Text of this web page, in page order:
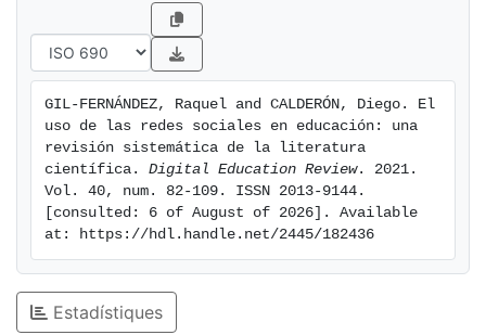
movimientos y reivindicaciones sociales en el ámbito
de la educación a través de redes sociales. Los
resultados revelan que, si bien se están estableciendo
nuevos entornos y contextos en este sentido y que se
intensifica la investigación sobre los mismos, en todos
los ámbitos de análisis existe un amplio margen de
implementación.
GIL-FERNÁNDEZ, Raquel and CALDERÓN, Diego. El
uso de las redes sociales en educación: una
revisión sistemática de la literatura
científica. Digital Education Review. 2021.
Vol. 40, num. 82-109. ISSN 2013-9144.
[consulted: 6 of August of 2026]. Available
at: https://hdl.handle.net/2445/182436
Estadístiques